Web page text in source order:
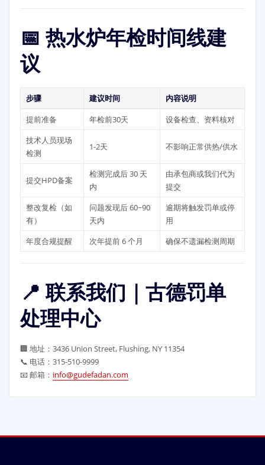
📅 热水炉年检时间线建
议
步骤 建议时间
内容说明
提前准备
年检前30天
设备检查、资料核对
技术人员现场
检测
1-2天 不影响正常供热/供水
提交HPD备案
检测完成后 30 天
内
由承包商或我们代为
提交
整改复检（如
有）
问题发现后 60~90
天内
逾期将触发罚单或停
用
年度合规提醒
次年提前 6 个月 确保不遗漏检测周期
📍 联系我们｜古德罚单
处理中心
🏢 地址：3436 Union Street, Flushing, NY 11354
📞 电话：315-510-9999
📧 邮箱： info@gudefadan.com